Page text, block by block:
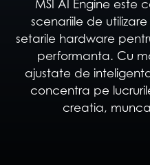
MSI AI Engine
scenariile de
setarile hardware
performanta. Cu
ajustate de
concentra pe
creatia,